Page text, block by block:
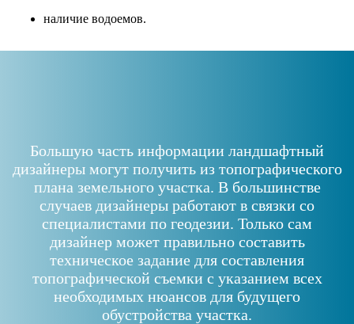
наличие водоемов.
Большую часть информации ландшафтный
дизайнеры могут получить из топографического
плана земельного участка. В большинстве
случаев дизайнеры работают в связки со
специалистами по геодезии. Только сам
дизайнер может правильно составить
техническое задание для составления
топографической съемки с указанием всех
необходимых нюансов для будущего
обустройства участка.